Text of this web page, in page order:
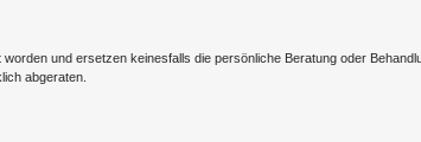
und ersetzen keinesfalls die persönliche Beratung oder
abgeraten.